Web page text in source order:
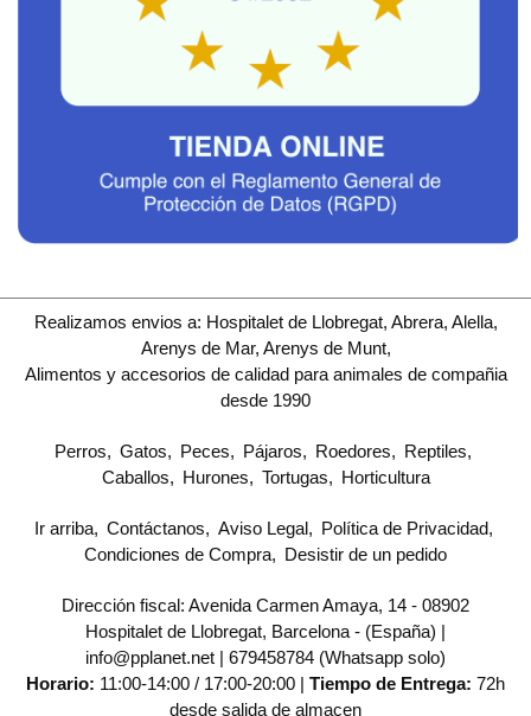
Realizamos envios a: Hospitalet de Llobregat, Abrera, Alella,
Arenys de Mar, Arenys de Munt,
Alimentos y accesorios de calidad para animales de compañia
desde 1990
Perros Gatos Peces Pájaros Roedores
Reptiles
Caballos
Hurones Tortugas Horticultura
Ir arriba Contáctanos Aviso Legal
Política de Privacidad
Condiciones de Compra
Desistir de un pedido
Dirección fiscal: Avenida Carmen Amaya, 14 - 08902
Hospitalet de Llobregat, Barcelona - (España) |
info@pplanet.net | 679458784 (Whatsapp solo)
Horario: 11:00-14:00 / 17:00-20:00 | Tiempo de Entrega: 72h
desde salida de almacen